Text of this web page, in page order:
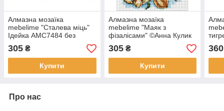
Алмазна мозаїка
mebelime "Сталева міць"
Ідейка AMC7484 без
305 ₴
Купити
Алмазна мозаїка
mebelime "Маяк з
фізалісами" ©Анна Кулик
підрамника 30х40 см
305₴
Купити
360
Про нас